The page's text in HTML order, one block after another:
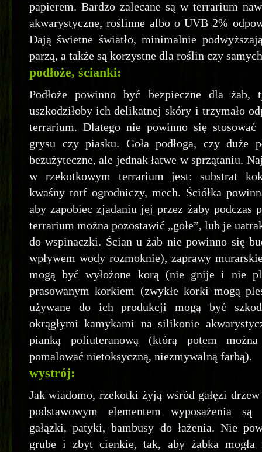
papierem. Bardzo zalecane są w terrarium
akwarystyczne, roślinne albo o UVB 2%
Dają świetne światło, minimalnie
parzą, a także są korzystne dla roślin czy
podłoże, ścianki:
Podłoże powinno być bezpieczne dla
uszkodziłoby ich delikatnej skóry i trzymało
terrarium. Dlatego nie powinno się stosować
grysu czy piasku. Goła podłoga, czy duże
bezużyteczne, ale jednak łatwe w sprzątaniu.
w rzekotkowym terrarium jest: substrat
kwaśny torf ogrodniczy, mech. Ściółka
aby zapobiec zjadaniu jej przez żaby podczas
terrarium można pozostawić „gołe”, lub je
do wspinaczki. Ścian u żab nie powinno się
wpływem wody rozmoknie), zaprawy
mogą być wyłożone korą (nie gnije i nie
prasowanym korkiem (zwykłe korki mogą
używane do ich produkcji mogą być
okrągłymi kamykami na silikonie
pianką poliuteranową (którą potem
pomalować nietoksyczną, niezmywalną farbą).
wystrój:
Jak wiadomo, rzekotki żyją wśród gałęzi
podstawowym elementem wyposażenia są
gałązki, patyki, bambusy do łażenia. Nie
grube i zbyt cienkie, tak, aby żabka mogła